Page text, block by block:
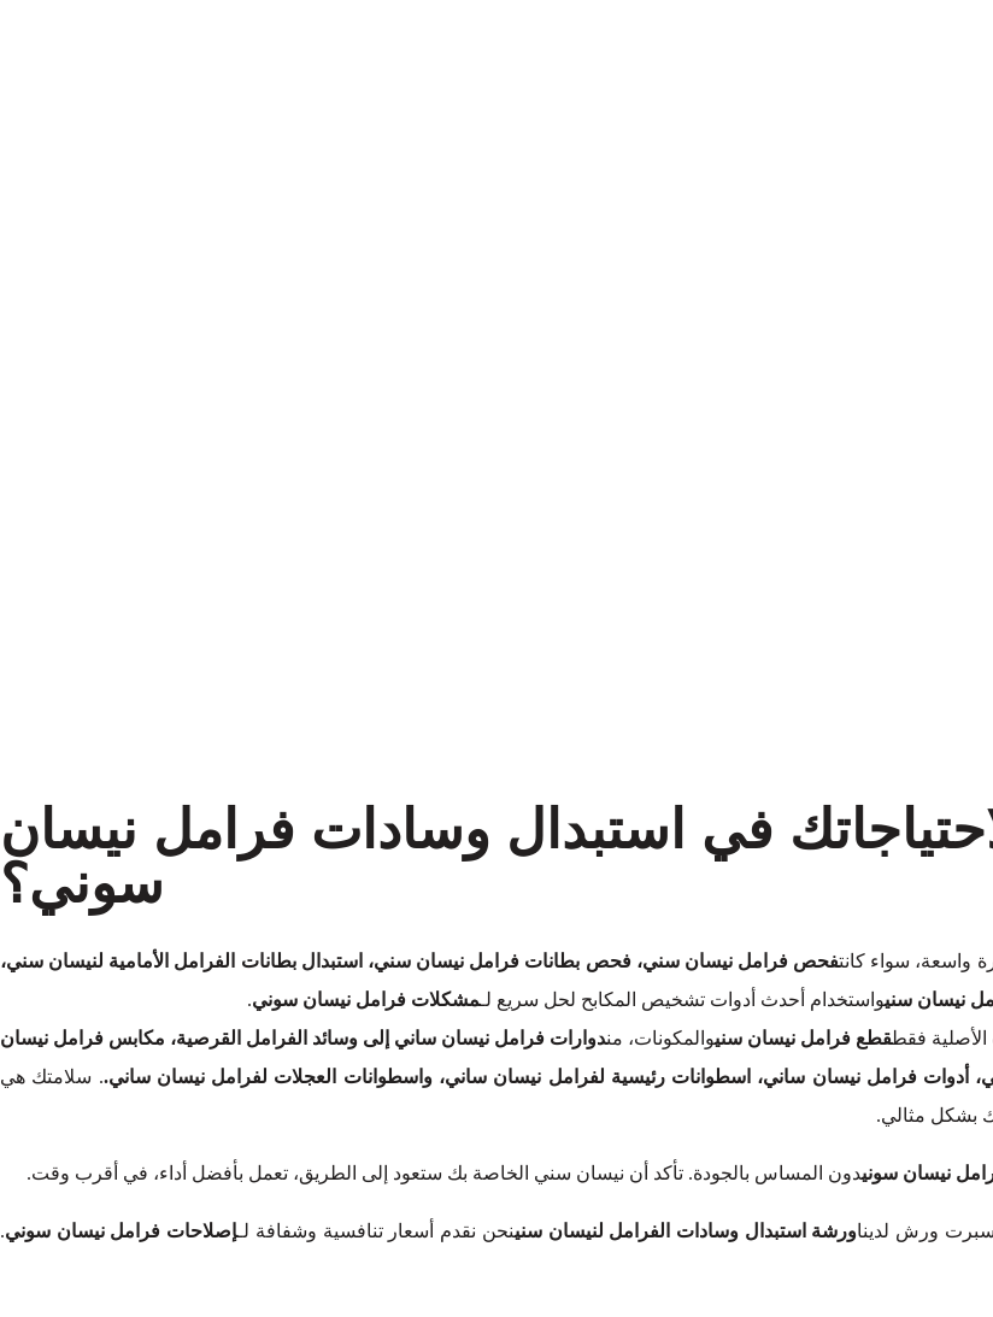
في استبدال وسادات فرامل نيسان
سوني؟
واسعة، سواء كانتفحص فرامل نيسان سني، فحص بطانات فرامل نيسان سني، استبدال بطانات الفرامل الأمامية لنيسان سني،
نيسان سنيواستخدام أحدث أدوات تشخيص المكابح لحل سريع لـمشكلات فرامل نيسان سوني.
فقطقطع فرامل نيسان سنيوالمكونات، مندوارات فرامل نيسان ساني إلى وسائد الفرامل القرصية، مكابس فرامل نيسان
فرامل نيسان ساني، اسطوانات رئيسية لفرامل نيسان ساني، واسطوانات العجلات لفرامل نيسان ساني.. سلامتك هي
بشكل مثالي.
نيسان سونيدون المساس بالجودة. تأكد أن نيسان سني الخاصة بك ستعود إلى الطريق، تعمل بأفضل أداء، في أقرب وقت.
ورش لديناورشة استبدال وسادات الفرامل لنيسان سنينحن نقدم أسعار تنافسية وشفافة لـإصلاحات فرامل نيسان سوني.